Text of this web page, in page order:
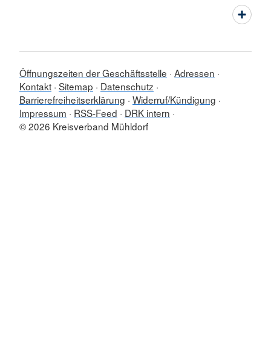
Öffnungszeiten der Geschäftsstelle Adressen
Kontakt Sitemap
Datenschutz
Barrierefreiheitserklärung Widerruf/Kündigung
Impressum
RSS-Feed
DRK intern
© 2026 Kreisverband Mühldorf